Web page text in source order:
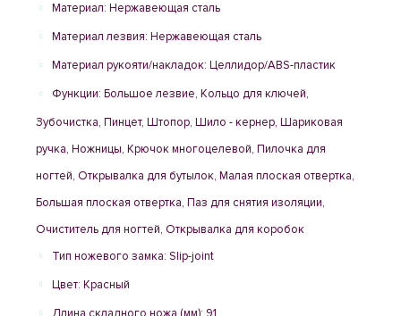
Материал: Нержавеющая сталь
Материал лезвия: Нержавеющая сталь
Материал рукояти/накладок: Целлидор/ABS-пластик
Функции: Большое лезвие, Кольцо для ключей,
Зубочистка, Пинцет, Штопор, Шило - кернер, Шариковая
ручка, Ножницы, Крючок многоцелевой, Пилочка для
ногтей, Открывалка для бутылок, Малая плоская отвертка,
Большая плоская отвертка, Паз для снятия изоляции,
Очиститель для ногтей, Открывалка для коробок
Тип ножевого замка: Slip-joint
Цвет: Красный